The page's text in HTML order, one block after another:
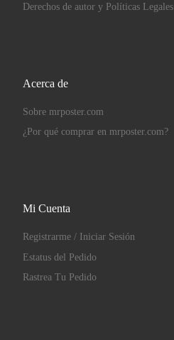
Derechos de autor y Políticas Legales
Acerca de
Sobre mrposter.com
¿Por qué comprar en mrposter.com?
Mi Cuenta
Registrarme / Iniciar Sesión
Estatus del Pedido
Rastrea Tu Pedido